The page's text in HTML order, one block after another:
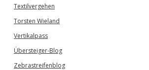
Textilvergehen
Torsten Wieland
Vertikalpass
Übersteiger-Blog
Zebrastreifenblog